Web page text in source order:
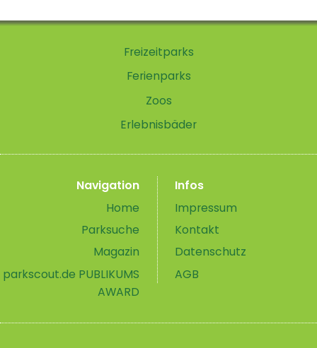
Freizeitparks
Ferienparks
Zoos
Erlebnisbäder
Navigation
Home
Parksuche
Magazin
parkscout.de PUBLIKUMS
AWARD
Infos
Impressum
Kontakt
Datenschutz
AGB